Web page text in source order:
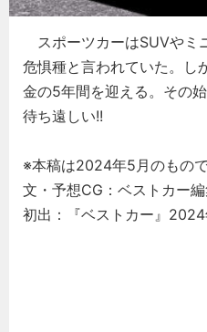
スポーツカーはSUVやミ
危惧種と言われていた。し
金の5年間を迎える。その
待ち遠しい!!
※本稿は2024年5月のもの
文・予想CG：ベストカー
初出：『ベストカー』